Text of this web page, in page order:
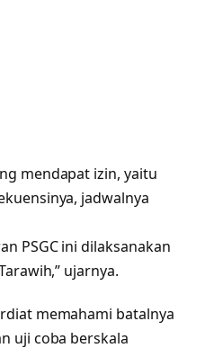
mendapat izin, yaitu
jadwalnya
PSGC ini dilaksanakan
ujarnya.
memahami batalnya
uji coba berskala